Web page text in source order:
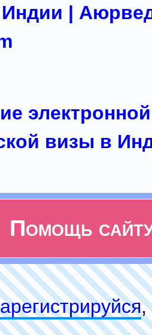
|
электронной
визы в
Помощь
,